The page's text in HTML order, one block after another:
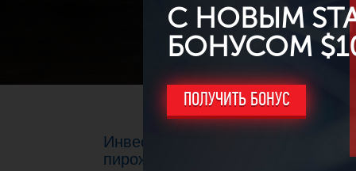
С НОВЫМ
БОНУСОМ
ПОЛУЧИТЬ БОНУС
Инвесторы скупают доллары, как
пирожки